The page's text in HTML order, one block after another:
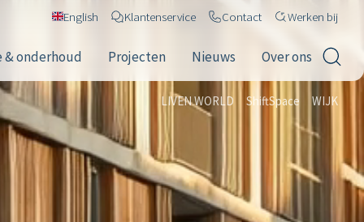
English Klantenservice Contact Werken bij
& onderhoud Projecten Nieuws Over ons
LIVEN WORLD ShiftSpace WIJK